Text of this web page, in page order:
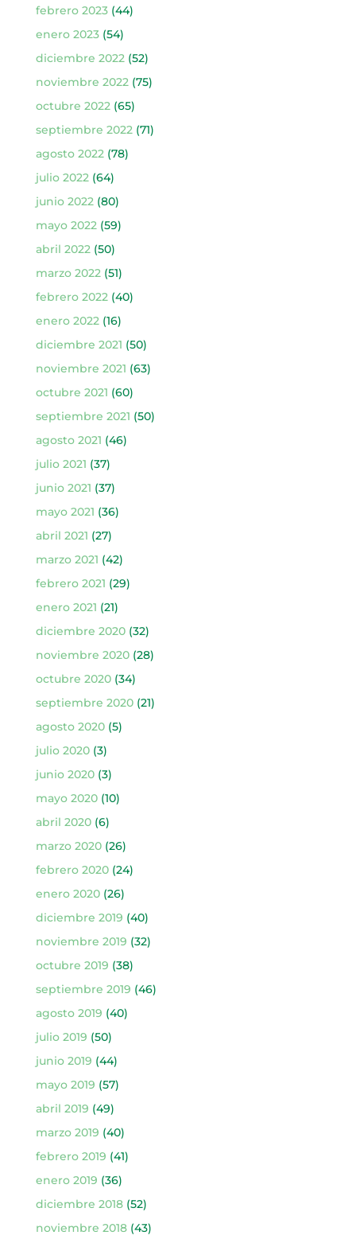
febrero 2023(44)
enero 2023(54)
diciembre 2022(52)
noviembre 2022(75)
octubre 2022(65)
septiembre 2022(71)
agosto 2022(78)
julio 2022(64)
junio 2022(80)
mayo 2022(59)
abril 2022(50)
marzo 2022(51)
febrero 2022(40)
enero 2022(16)
diciembre 2021 (50)
noviembre 2021 (63)
octubre 2021 (60)
septiembre 2021 (50)
agosto 2021 (46)
julio 2021 (37)
junio 2021 (37)
mayo 2021 (36)
abril 2021 (27)
marzo 2021 (42)
febrero 2021 (29)
enero 2021 (21)
diciembre 2020(32)
noviembre 2020(28)
octubre 2020(34)
septiembre 2020(21)
agosto 2020(5)
julio 2020(3)
junio 2020(3)
mayo 2020(10)
abril 2020(6)
marzo 2020(26)
febrero 2020(24)
enero 2020(26)
diciembre 2019 (40)
noviembre 2019 (32)
octubre 2019 (38)
septiembre 2019 (46)
agosto 2019 (40)
julio 2019 (50)
junio 2019 (44)
mayo 2019 (57)
abril 2019 (49)
marzo 2019 (40)
febrero 2019 (41)
enero 2019 (36)
diciembre 2018(52)
noviembre 2018(43)